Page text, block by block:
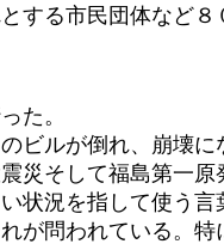
する市民団体など８
た。
ルが倒れ、崩壊
そして福島第一
況を指して使う
問われている。